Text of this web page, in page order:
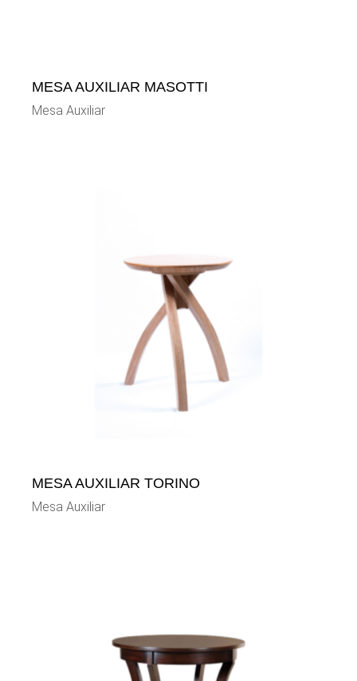
MESA AUXILIAR MASOTTI
Mesa Auxiliar
MESA AUXILIAR TORINO
Mesa Auxiliar